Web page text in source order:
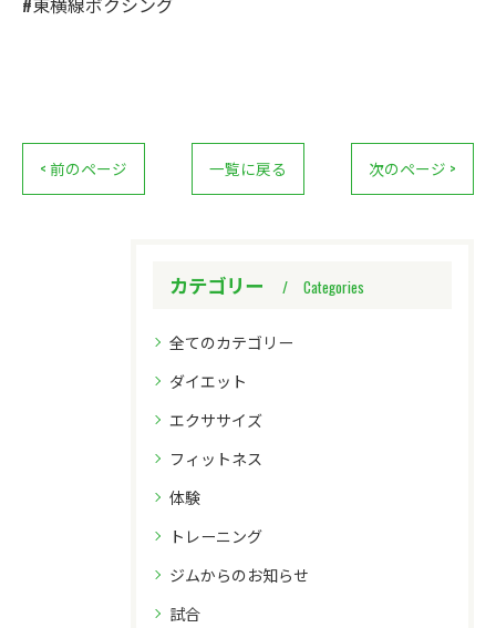
< 前のページ 一覧に戻る 次のページ >
カテゴリー Categories
全てのカテゴリー
ダイエット
エクササイズ
フィットネス
体験
トレーニング
ジムからのお知らせ
試合